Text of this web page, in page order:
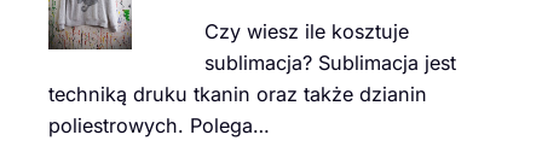
Czy wiesz ile kosztuje
sublimacja? Sublimacja jest
techniką druku tkanin oraz także dzianin
poliestrowych. Polega…